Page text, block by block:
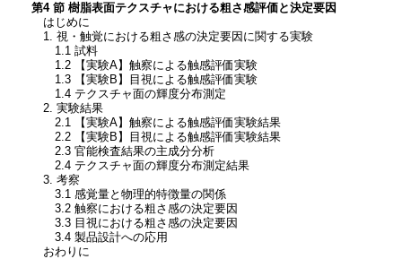
第4 節 樹脂表面テクスチャにおける粗さ感評価と決定要因
はじめに
1. 視・触覚における粗さ感の決定要因に関する実験
1.1 試料
1.2 【実験A】触察による触感評価実験
1.3 【実験B】目視による触感評価実験
1.4 テクスチャ面の輝度分布測定
2. 実験結果
2.1 【実験A】触察による触感評価実験結果
2.2 【実験B】目視による触感評価実験結果
2.3 官能検査結果の主成分分析
2.4 テクスチャ面の輝度分布測定結果
3. 考察
3.1 感覚量と物理的特徴量の関係
3.2 触察における粗さ感の決定要因
3.3 目視における粗さ感の決定要因
3.4 製品設計への応用
おわりに